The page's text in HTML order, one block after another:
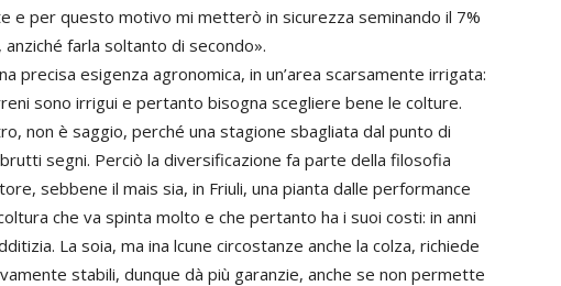
e per questo motivo mi metterò in sicurezza seminando il 7%
farla soltanto di secondo».
precisa esigenza agronomica, in un’area scarsamente irrigata:
sono irrigui e pertanto bisogna scegliere bene le colture.
non è saggio, perché una stagione sbagliata dal punto di
segni. Perciò la diversificazione fa parte della filosofia
sebbene il mais sia, in Friuli, una pianta dalle performance
che va spinta molto e che pertanto ha i suoi costi: in anni
La soia, ma ina lcune circostanze anche la colza, richiede
stabili, dunque dà più garanzie, anche se non permette